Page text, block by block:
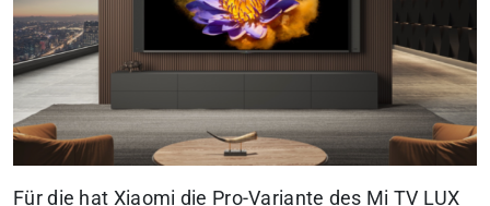
Für die hat Xiaomi die Pro-Variante des Mi TV LUX